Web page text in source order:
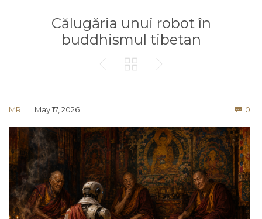
Călugăria unui robot în
buddhismul tibetan
  
MR May 17, 2026  0